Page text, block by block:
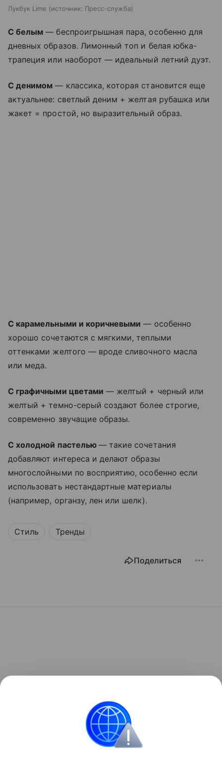
Лукбук Lime источник: Пресс-служба
С белым — беспроигрышная пара, особенно для
дневных образов. Лимонный топ и белая юбка-
трапеция или наоборот — идеальный летний дуэт.
С денимом — классика, которая становится еще
актуальнее: светлый деним + желтая рубашка или
жакет = простой, но выразительный образ.
С карамельными и коричневыми — особенно
хорошо сочетаются с мягкими, теплыми
оттенками желтого — вроде сливочного масла
или меда.
С графичными цветами — желтый + черный или
желтый + темно-серый создают более строгие,
современно звучащие образы.
С холодной пастелью — такие сочетания
добавляют интереса и делают образы
многослойными по восприятию, особенно если
использовать нестандартные материалы
(например, органзу, лен или шелк).
Стиль Тренды
Поделиться